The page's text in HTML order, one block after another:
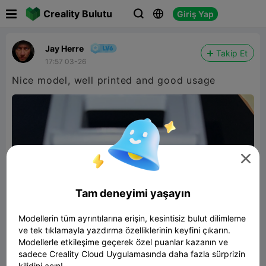
Creality Bulutu   Giriş Yap
Jay Herre
17:57 03-26
Takip Et
Nice model, well printed and good usage

Tam deneyimi yaşayın
Modellerin tüm ayrıntılarına erişin, kesintisiz bulut dilimleme
ve tek tıklamayla yazdırma özelliklerinin keyfini çıkarın.
Modellerle etkileşime geçerek özel puanlar kazanın ve
sadece Creality Cloud Uygulamasında daha fazla sürprizin